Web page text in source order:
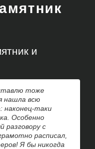
и
тоже
нашла всю
наконец-таки
Особенно
разговору с
расписал,
Я бы никогда